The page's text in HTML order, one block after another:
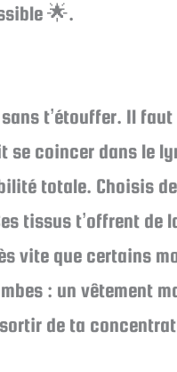
🌟.
t’étouffer. Il
coincer dans le
totale. Choisis
tissus t’offrent de
vite que certains
: un vêtement
sortir de ta